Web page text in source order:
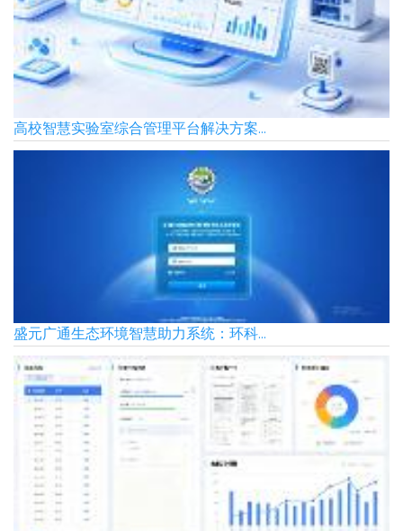
高校智慧实验室综合管理平台解决方案...
盛元广通生态环境智慧助力系统：环科...